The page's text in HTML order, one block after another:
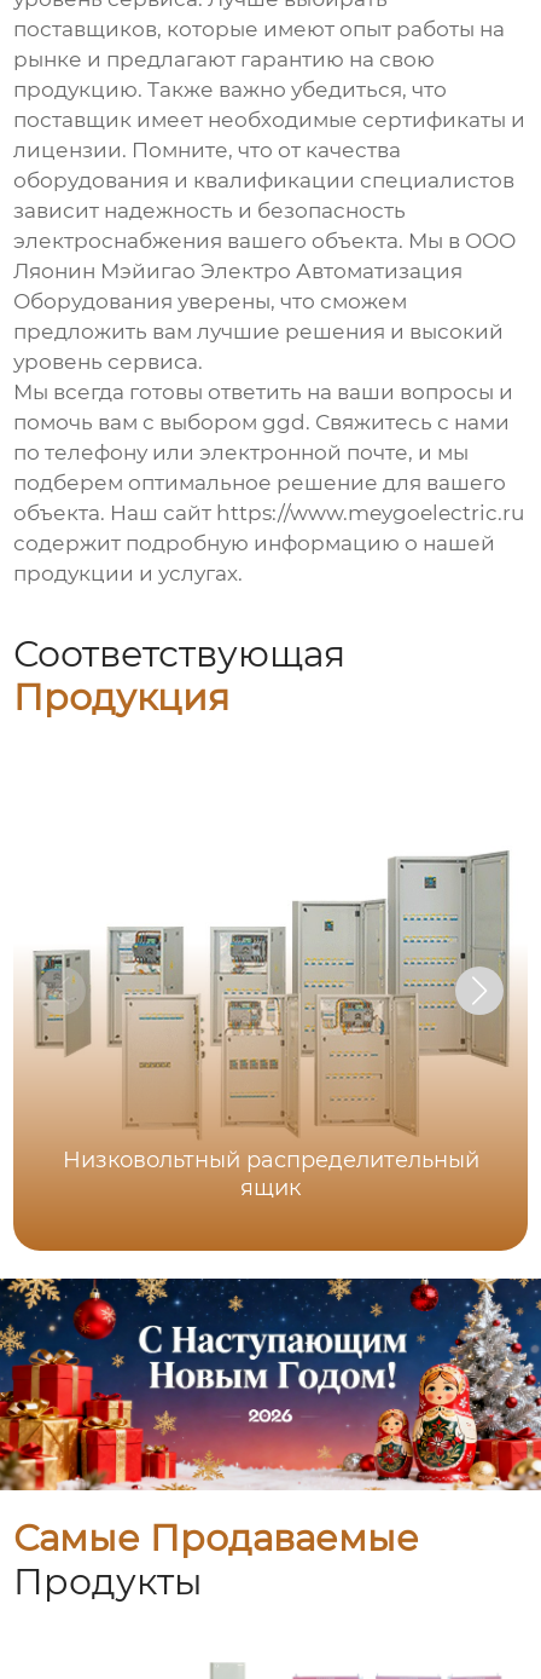
поставщиков, которые имеют опыт работы на
рынке и предлагают гарантию на свою
продукцию. Также важно убедиться, что
поставщик имеет необходимые сертификаты и
лицензии. Помните, что от качества
оборудования и квалификации специалистов
зависит надежность и безопасность
электроснабжения вашего объекта. Мы в ООО
Ляонин Мэйигао Электро Автоматизация
Оборудования уверены, что сможем
предложить вам лучшие решения и высокий
уровень сервиса.
Мы всегда готовы ответить на ваши вопросы и
помочь вам с выборомggd . Свяжитесь с нами
по телефону или электронной почте, и мы
подберем оптимальное решение для вашего
объекта. Наш сайт https://www.meygoelectric.ru
содержит подробную информацию о нашей
продукции и услугах.
Соответствующая
Продукция
Низковольтный распределительный
ящик
Самые Продаваемые
Продукты